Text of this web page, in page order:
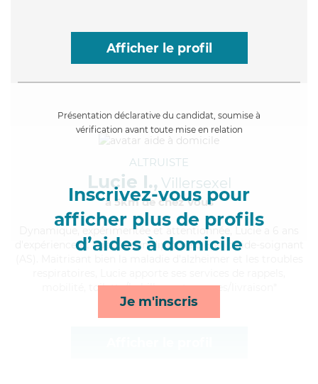
Afficher le profil
Présentation déclarative du candidat, soumise à
vérification avant toute mise en relation
Inscrivez-vous pour
afficher plus de profils
d’aides à domicile
Je m'inscris
ALTRUISTE
Lucie I., Villersexel
à 5km de chez Vous
, expérimentée et attentionnée, Lucie a 6 ans
d'expérience et possède un diplôme d'Etat d'aide-soignant
mobilité, toilette/habillage et courses/livraison*